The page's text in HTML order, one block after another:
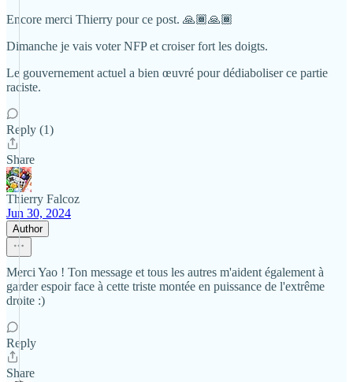
Encore merci Thierry pour ce post. 🙏🏾🙏🏾
Dimanche je vais voter NFP et croiser fort les doigts.
Le gouvernement actuel a bien œuvré pour dédiaboliser ce partie
raciste.
Reply (1)
Share
Thierry Falcoz
Jun 30, 2024
Author
Merci Yao ! Ton message et tous les autres m'aident également à
garder espoir face à cette triste montée en puissance de l'extrême
droite :)
Reply
Share